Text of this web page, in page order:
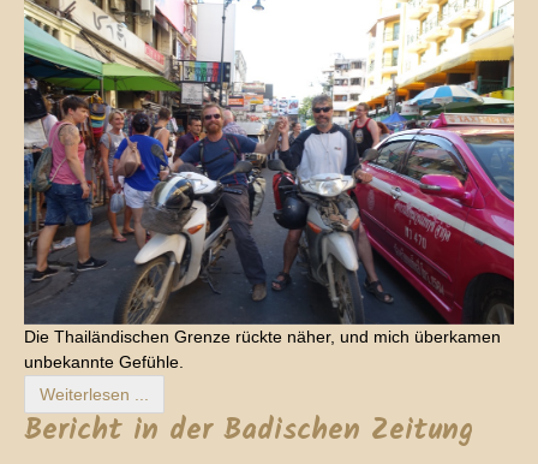
Die Thailändischen Grenze rückte näher, und mich überkamen
unbekannte Gefühle.
Weiterlesen ...
Bericht in der Badischen Zeitung